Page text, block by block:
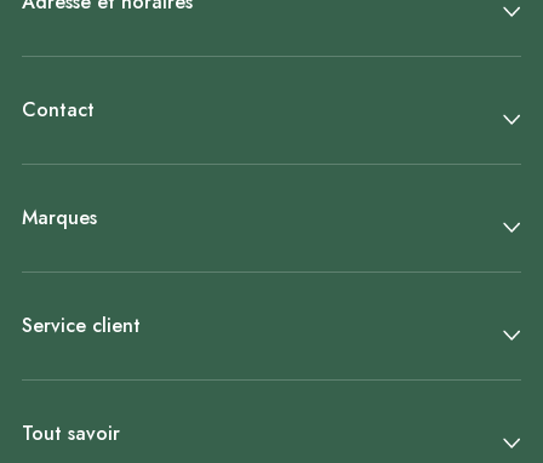
Contact
Marques
Service client
Tout savoir